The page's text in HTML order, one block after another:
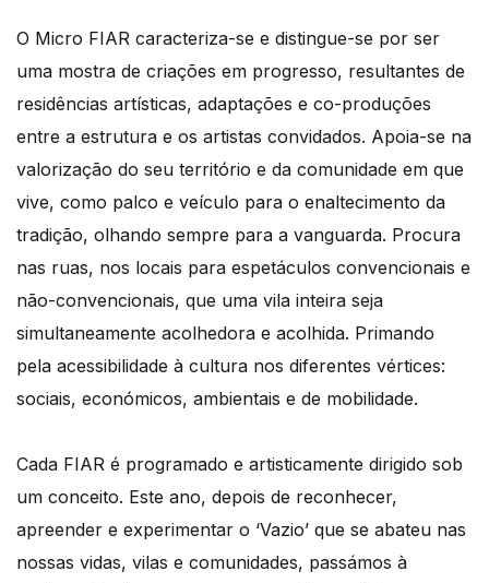
O Micro FIAR caracteriza-se e distingue-se por ser
uma mostra de criações em progresso, resultantes de
residências artísticas, adaptações e co-produções
entre a estrutura e os artistas convidados. Apoia-se na
valorização do seu território e da comunidade em que
vive, como palco e veículo para o enaltecimento da
tradição, olhando sempre para a vanguarda. Procura
nas ruas, nos locais para espetáculos convencionais e
não-convencionais, que uma vila inteira seja
simultaneamente acolhedora e acolhida. Primando
pela acessibilidade à cultura nos diferentes vértices:
sociais, económicos, ambientais e de mobilidade.
Cada FIAR é programado e artisticamente dirigido sob
um conceito. Este ano, depois de reconhecer,
apreender e experimentar o ‘Vazio’ que se abateu nas
nossas vidas, vilas e comunidades, passámos à